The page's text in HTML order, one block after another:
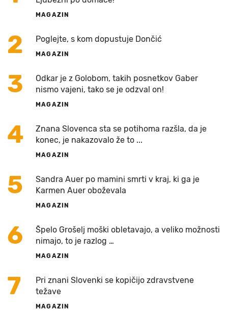
MAGAZIN
2 Poglejte, s kom dopustuje Dončić
MAGAZIN
3
Odkar je z Golobom, takih posnetkov Gaber
nismo vajeni, tako se je odzval on!
MAGAZIN
4
Znana Slovenca sta se potihoma razšla, da je
konec, je nakazovalo že to ...
MAGAZIN
5
Sandra Auer po mamini smrti v kraj, ki ga je
Karmen Auer oboževala
MAGAZIN
6
Špelo Grošelj moški obletavajo, a veliko možnosti
nimajo, to je razlog …
MAGAZIN
7
Pri znani Slovenki se kopičijo zdravstvene
težave
MAGAZIN